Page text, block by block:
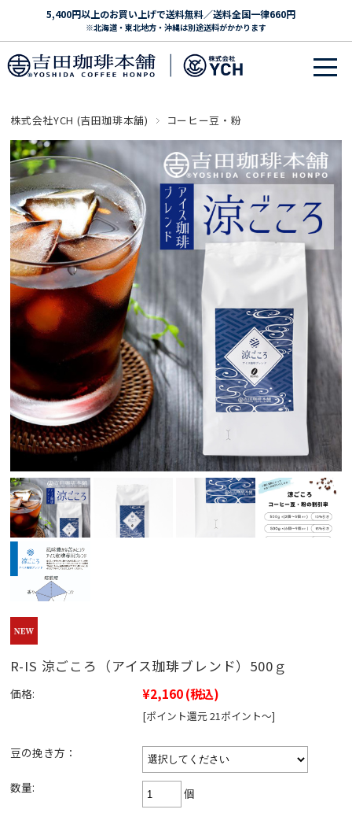
5,400円以上のお買い上げで送料無料／送料全国一律660円
※北海道・東北地方・沖縄は別途送料がかかります
株式会社YCH (吉田珈琲本舗) コーヒー豆・粉
R-IS 涼ごころ（アイス珈琲ブレンド）500ｇ
価格: ¥2,160(税込)
[ポイント還元 21ポイント～]
豆の挽き方：
数量:
個